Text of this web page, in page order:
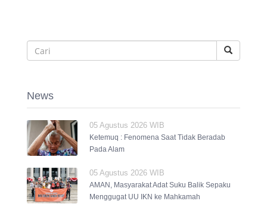
News
05 Agustus 2026 WIB
Ketemuq : Fenomena Saat Tidak Beradab
Pada Alam
05 Agustus 2026 WIB
AMAN, Masyarakat Adat Suku Balik Sepaku
Menggugat UU IKN ke Mahkamah